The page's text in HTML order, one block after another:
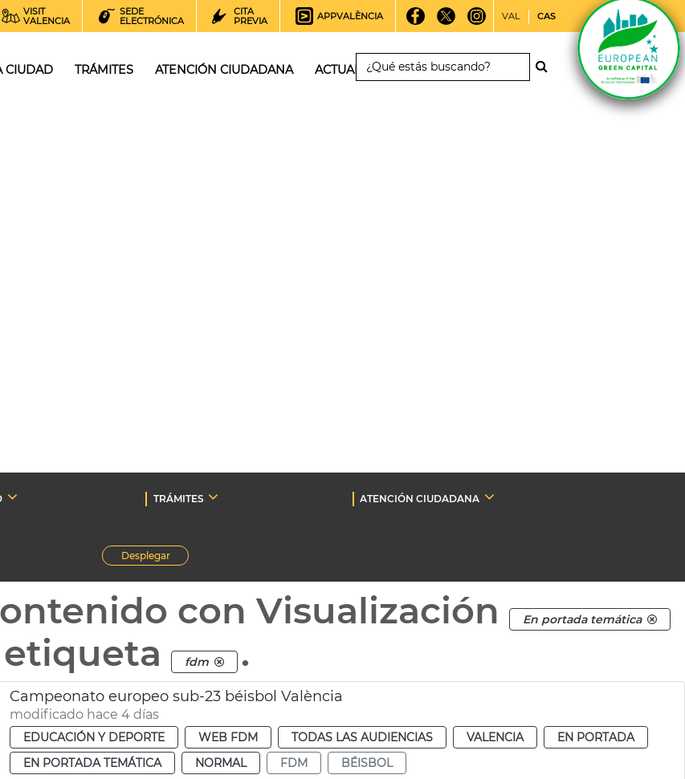
VISIT
VALENCIA
SEDE
ELECTRÓNICA
CITA
PREVIA
APPVALÈNCIA VAL CAS
CIUDAD TRÁMITES ATENCIÓN CIUDADANA ACTUALIDAD
TRÁMITES
ATENCIÓN CIUDADANA
Desplegar
con Visualización En portada temática
fdm .
Campeonato europeo sub-23 béisbol València
modificado hace 4 días
EDUCACIÓN Y DEPORTE WEB FDM TODAS LAS AUDIENCIAS VALENCIA
EN PORTADA
EN PORTADA TEMÁTICA
NORMAL FDM BÉISBOL